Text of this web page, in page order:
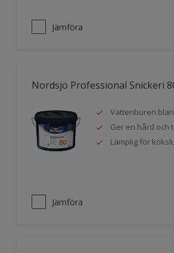
Jämföra
Nordsjö Professional Snickeri
Vattenburen
Ger en hård och
Lämplig för
Jämföra